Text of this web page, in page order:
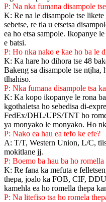
P: Na nka fumana disampole
K: Re na le disampole tse
sebetse, re tla u etsetsa
ea ho etsa sampole. Ikopanye
e batsi.
P: Ho nka nako e kae ho ba le
K: Ka hare ho dihora tse 48
Bakeng sa disampole tse ntjha,
tlhahiso.
P: Nka fumana disampole tsa
K: Ka kopo ikopanye le rona
kgothaletsa ho sebedisa di-
FedEx/DHL/UPS/TNT ho
ya monyako le monyako. Ho
P: Nako ea hau ea tefo ke efe?
A: T/T, Western Union, L/C,
mokitlane jj.
P: Boemo ba hau ba ho
K: Re fana ka mefuta e
thepa, joalo ka FOB, CIF,
kamehla ea ho romella thepa
P: Na litefiso tsa ho romela